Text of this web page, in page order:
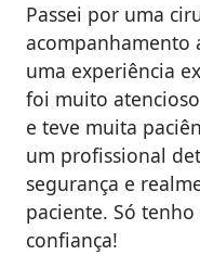
Passei por uma
acompanhamento
uma experiência
foi muito
e teve muita
um profissional
segurança e
paciente. Só
confiança!